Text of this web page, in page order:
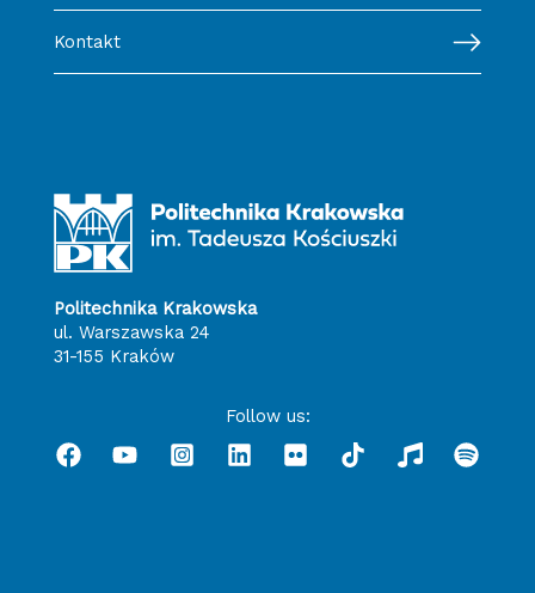
Kontakt
Politechnika Krakowska
ul. Warszawska 24
31-155 Kraków
Follow us: